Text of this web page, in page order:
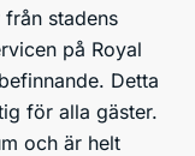
stadens
på Royal
Detta
för alla gäster.
och är helt